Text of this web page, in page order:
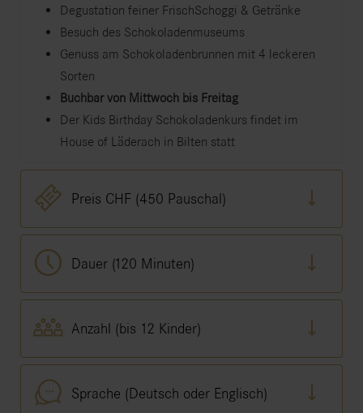
Degustation feiner FrischSchoggi & Getränke
Besuch des Schokoladenmuseums
Genuss am Schokoladenbrunnen mit 4 leckeren
Sorten
Buchbar von Mittwoch bis Freitag
Der Kids Birthday Schokoladenkurs findet im
House of Läderach in Bilten statt
Preis CHF (450 Pauschal)
Dauer (120 Minuten)
Anzahl (bis 12 Kinder)
Sprache (Deutsch oder Englisch)